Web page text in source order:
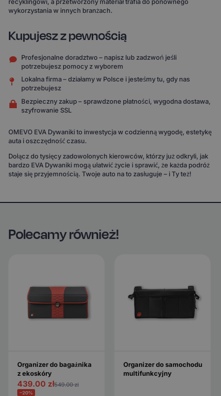
recyklingowi, a przetworzony materiał trafia do ponownego
wykorzystania w innych branżach.
Kupujesz z pewnością
Profesjonalne doradztwo – napisz lub zadzwoń jeśli
potrzebujesz pomocy z wyborem
Lokalna firma – działamy w Polsce i jesteśmy tu, gdy nas
potrzebujesz
Bezpieczny zakup – sprawdzone płatności, wygodna dostawa,
szyfrowanie SSL
OMEVO EVA Dywaniki to inwestycja w codzienną wygodę, estetykę
auta i oszczędność czasu.
Dołącz do tysięcy zadowolonych kierowców, którzy już odkryli, jak
bardzo EVA Dywaniki mogą ułatwić życie i sprawić, że każda podróż
staje się przyjemnością. Twoje auto na to zasługuje – i Ty też!
Polecamy również!
Organizer do bagażnika
z ekoskóry
439.00 zł549.00zł
−20%
Organizer do samochodu
multifunkcyjny